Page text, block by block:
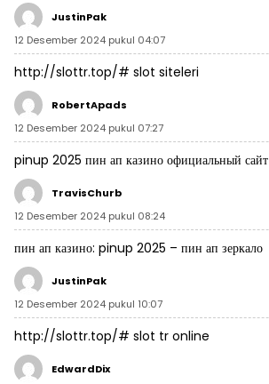
JustinPak
12 Desember 2024 pukul 04:07
http://slottr.top/# slot siteleri
RobertApads
12 Desember 2024 pukul 07:27
pinup 2025 пин ап казино официальный сайт
TravisChurb
12 Desember 2024 pukul 08:24
пин ап казино: pinup 2025 – пин ап зеркало
JustinPak
12 Desember 2024 pukul 10:07
http://slottr.top/# slot tr online
EdwardDix